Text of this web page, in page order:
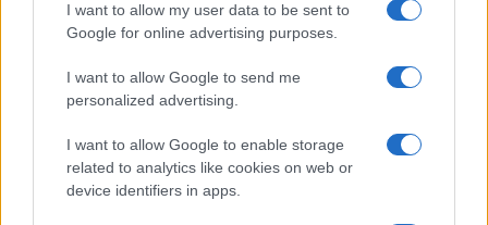
I want to allow my user data to be sent to
Google for online advertising purposes.
I want to allow Google to send me
personalized advertising.
I want to allow Google to enable storage
related to analytics like cookies on web or
device identifiers in apps.